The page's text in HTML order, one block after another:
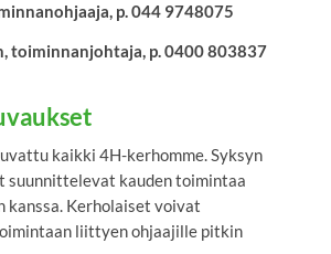
p. 044 9748075
toiminnanjohtaja, p. 0400 803837
kaikki 4H-kerhomme. Syksyn
suunnittelevat kauden toimintaa
kanssa. Kerholaiset voivat
liittyen ohjaajille pitkin